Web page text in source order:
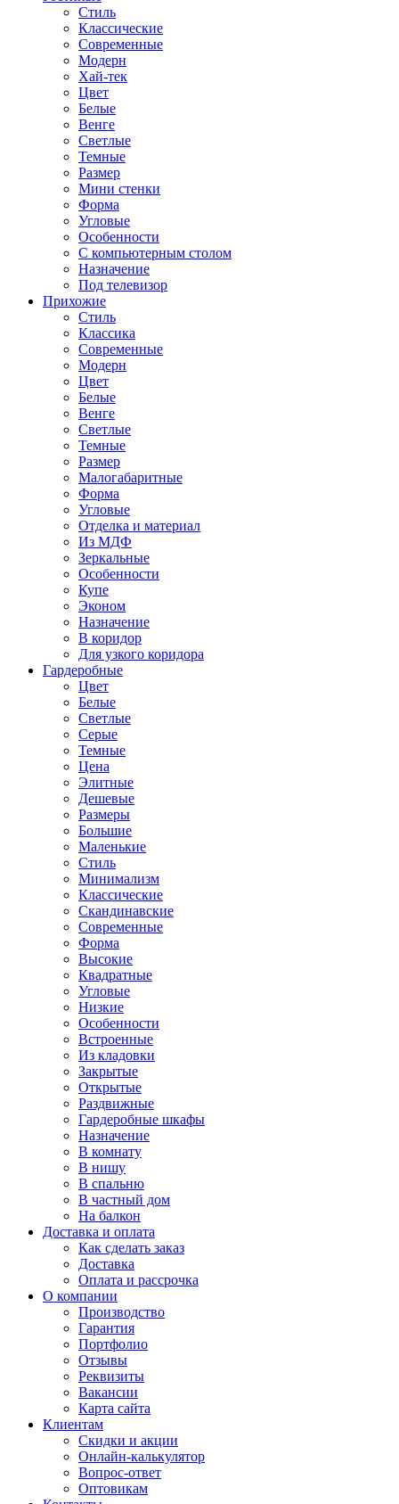
Стиль
Классические
Современные
Модерн
Хай-тек
Цвет
Белые
Венге
Светлые
Темные
Размер
Мини стенки
Форма
Угловые
Особенности
С компьютерным столом
Назначение
Под телевизор
Прихожие
Стиль
Классика
Современные
Модерн
Цвет
Белые
Венге
Светлые
Темные
Размер
Малогабаритные
Форма
Угловые
Отделка и материал
Из МДФ
Зеркальные
Особенности
Купе
Эконом
Назначение
В коридор
Для узкого коридора
Гардеробные
Цвет
Белые
Светлые
Серые
Темные
Цена
Элитные
Дешевые
Размеры
Большие
Маленькие
Стиль
Минимализм
Классические
Скандинавские
Современные
Форма
Высокие
Квадратные
Угловые
Низкие
Особенности
Встроенные
Из кладовки
Закрытые
Открытые
Раздвижные
Гардеробные шкафы
Назначение
В комнату
В нишу
В спальню
В частный дом
На балкон
Доставка и оплата
Как сделать заказ
Доставка
Оплата и рассрочка
О компании
Производство
Гарантия
Портфолио
Отзывы
Реквизиты
Вакансии
Карта сайта
Клиентам
Скидки и акции
Онлайн-калькулятор
Вопрос-ответ
Оптовикам